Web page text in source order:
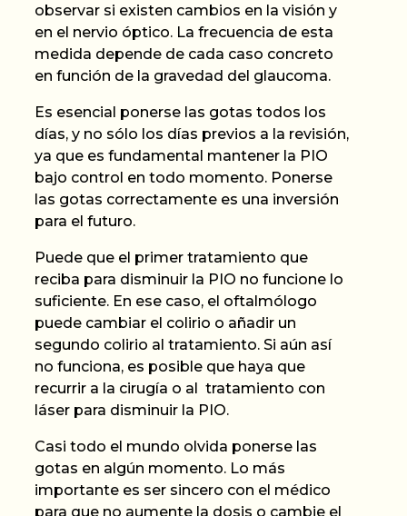
observar si existen cambios en la visión y
en el nervio óptico. La frecuencia de esta
medida depende de cada caso concreto
en función de la gravedad del glaucoma.
Es esencial ponerse las gotas todos los
días, y no sólo los días previos a la revisión,
ya que es fundamental mantener la PIO
bajo control en todo momento. Ponerse
las gotas correctamente es una inversión
para el futuro.
Puede que el primer tratamiento que
reciba para disminuir la PIO no funcione lo
suficiente. En ese caso, el oftalmólogo
puede cambiar el colirio o añadir un
segundo colirio al tratamiento. Si aún así
no funciona, es posible que haya que
recurrir a la cirugía o al tratamiento con
láser para disminuir la PIO.
Casi todo el mundo olvida ponerse las
gotas en algún momento. Lo más
importante es ser sincero con el médico
para que no aumente la dosis o cambie el